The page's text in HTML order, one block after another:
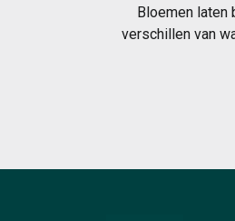
Bloemen laten
verschillen van